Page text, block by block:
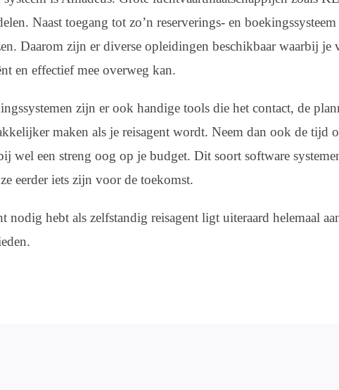
Naast toegang tot zo’n reserverings- en
Daarom zijn er diverse opleidingen beschikbaar waarbij je
en effectief mee overweg kan.
zijn er ook handige tools die het contact, de
maken als je reisagent wordt. Neem dan ook de tijd
wel een streng oog op je budget. Dit soort software
eerder iets zijn voor de toekomst.
nodig hebt als zelfstandig reisagent ligt uiteraard helemaal